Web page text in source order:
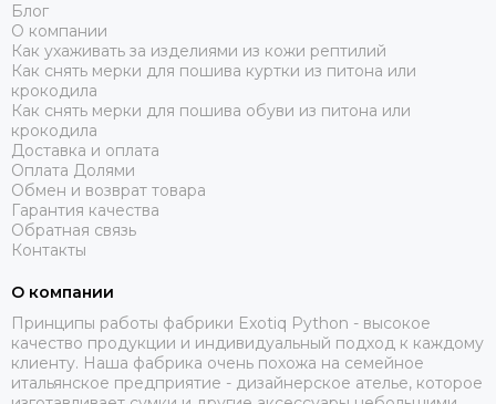
Блог
О компании
Как ухаживать за изделиями из кожи рептилий
Как снять мерки для пошива куртки из питона или
крокодила
Как снять мерки для пошива обуви из питона или
крокодила
Доставка и оплата
Оплата Долями
Обмен и возврат товара
Гарантия качества
Обратная связь
Контакты
О компании
Принципы работы фабрики Exotiq Python - высокое
качество продукции и индивидуальный подход к каждому
клиенту. Наша фабрика очень похожа на семейное
итальянское предприятие - дизайнерское ателье, которое